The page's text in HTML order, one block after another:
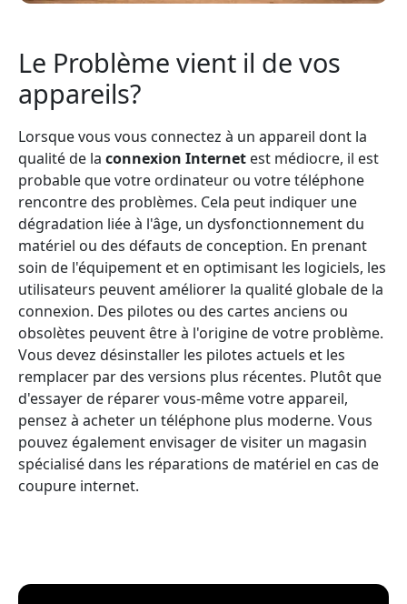
Le Problème vient il de vos
appareils?
Lorsque vous vous connectez à un appareil dont la
qualité de la connexion Internet est médiocre, il est
probable que votre ordinateur ou votre téléphone
rencontre des problèmes. Cela peut indiquer une
dégradation liée à l'âge, un dysfonctionnement du
matériel ou des défauts de conception. En prenant
soin de l'équipement et en optimisant les logiciels, les
utilisateurs peuvent améliorer la qualité globale de la
connexion. Des pilotes ou des cartes anciens ou
obsolètes peuvent être à l'origine de votre problème.
Vous devez désinstaller les pilotes actuels et les
remplacer par des versions plus récentes. Plutôt que
d'essayer de réparer vous-même votre appareil,
pensez à acheter un téléphone plus moderne. Vous
pouvez également envisager de visiter un magasin
spécialisé dans les réparations de matériel en cas de
coupure internet.